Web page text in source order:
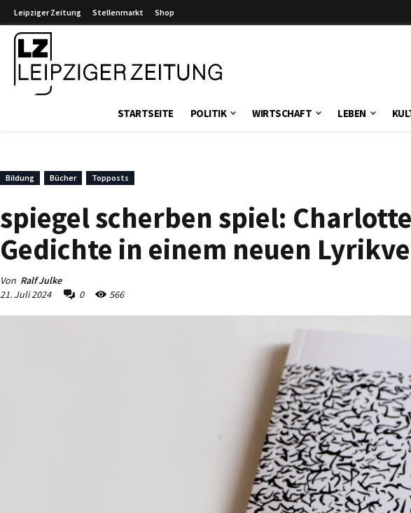
Leipziger Zeitung Stellenmarkt Shop
STARTSEITE POLITIK WIRTSCHAFT LEBEN
Bildung Bücher Topposts
spiegel scherben spiel:
Gedichte in einem neuen
Von Ralf Julke
21. Juli 2024
0 566